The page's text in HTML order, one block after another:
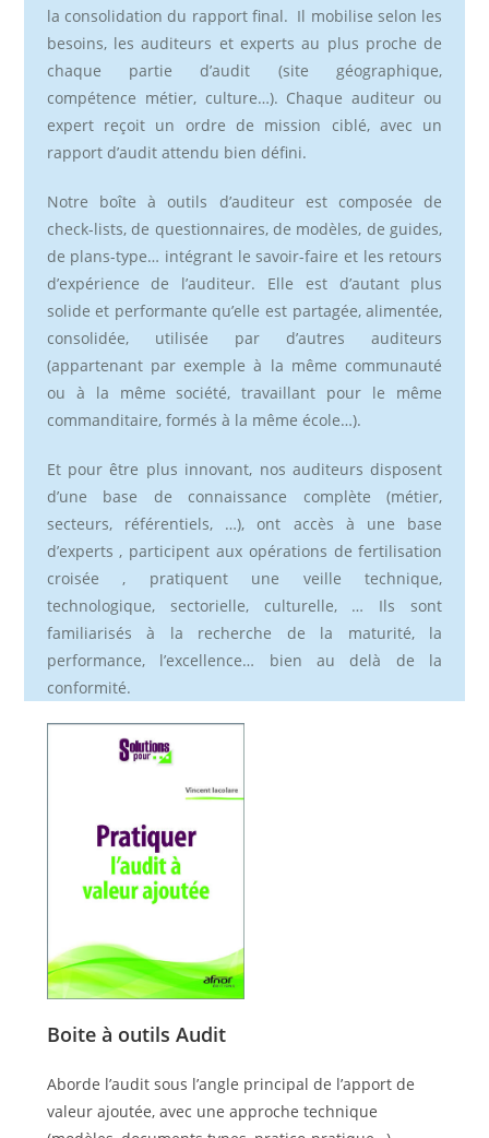
la consolidation du rapport final. Il mobilise selon les
besoins, les auditeurs et experts au plus proche de
chaque partie d’audit (site géographique,
compétence métier, culture…). Chaque auditeur ou
expert reçoit un ordre de mission ciblé, avec un
rapport d’audit attendu bien défini.
Notre boîte à outils d’auditeur est composée de
check-lists, de questionnaires, de modèles, de guides,
de plans-type… intégrant le savoir-faire et les retours
d’expérience de l’auditeur. Elle est d’autant plus
solide et performante qu’elle est partagée, alimentée,
consolidée, utilisée par d’autres auditeurs
(appartenant par exemple à la même communauté
ou à la même société, travaillant pour le même
commanditaire, formés à la même école…).
Et pour être plus innovant, nos auditeurs disposent
d’une base de connaissance complète (métier,
secteurs, référentiels, …), ont accès à une base
d’experts , participent aux opérations de fertilisation
croisée , pratiquent une veille technique,
technologique, sectorielle, culturelle, … Ils sont
familiarisés à la recherche de la maturité, la
performance, l’excellence… bien au delà de la
conformité.
Boite à outils Audit
Aborde l’audit sous l’angle principal de l’apport de
valeur ajoutée, avec une approche technique